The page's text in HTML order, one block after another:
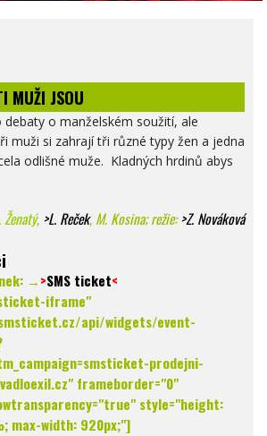
MUŽI JSOU
debaty o manželském soužití, ale
muži si zahrají tři různé typy žen a jedna
odlišné muže. Kladných hrdinů abys
Ženatý, >L. Reček, M. Kosina; režie:>Z. Nováková
→>SMS ticket<
iframe"
api/widgets/event-
prodejni-
frameborder="0"
style="height:
max-width: 920px;"]